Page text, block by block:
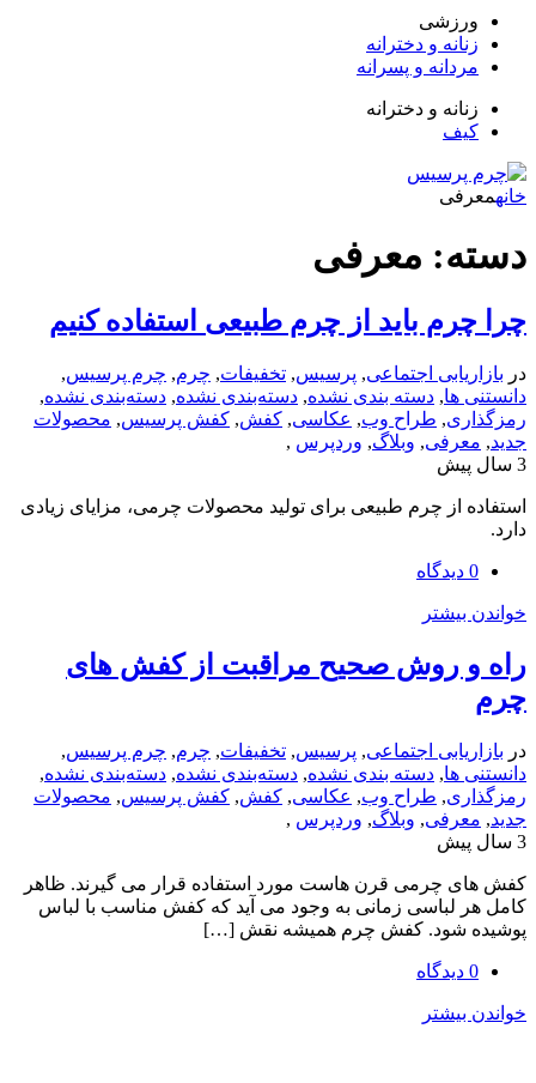
و دخترانه
و پسرانه
و دخترانه
معرفی
باید از چرم طبیعی استفاده کنیم
اجتماعی پرسیس, تخفیفات ,چرم,چرم پرسیس,
,دسته بندی نشده,دسته‌بندی نشده,دسته‌بندی نشده,
,طراح وب,عکاسی, کفش, کفش پرسیس , محصولات
, وبلاگ, وردپرس ,
از چرم طبیعی برای تولید محصولات چرمی، مزایای زیادی
روش صحیح مراقبت از کفش های
اجتماعی پرسیس, تخفیفات ,چرم,چرم پرسیس,
,دسته بندی نشده,دسته‌بندی نشده,دسته‌بندی نشده,
,طراح وب,عکاسی, کفش, کفش پرسیس , محصولات
, وبلاگ, وردپرس ,
چرمی قرن هاست مورد استفاده قرار می گیرند. ظاهر
لباسی زمانی به وجود می آید که کفش مناسب با لباس
شود. کفش چرم همیشه نقش […]